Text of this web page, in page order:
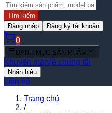
Tìm kiếm
Đăng nhập
Đăng ký tài khoản
0
DANH MỤC SẢN PHẨM
Khuyến mãiVề chúng tôi
Nhãn hiệu
Liên hệ
Trang chủ
/